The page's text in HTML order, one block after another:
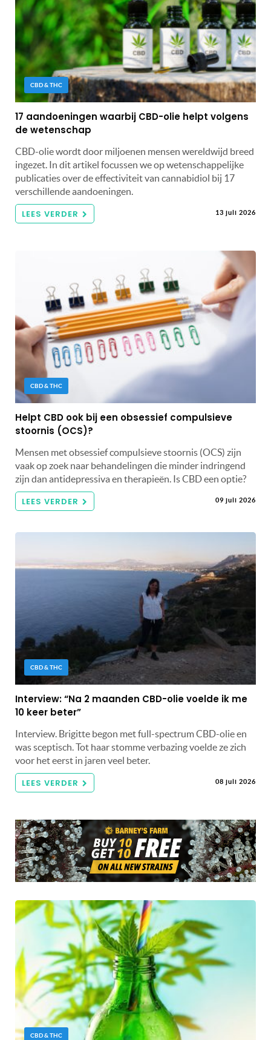
CBD & THC
17 aandoeningen waarbij CBD-olie helpt volgens
de wetenschap
CBD-olie wordt door miljoenen mensen wereldwijd breed
ingezet. In dit artikel focussen we op wetenschappelijke
publicaties over de effectiviteit van cannabidiol bij 17
verschillende aandoeningen.
LEES VERDER 13 juli 2026
CBD & THC
Helpt CBD ook bij een obsessief compulsieve
stoornis (OCS)?
Mensen met obsessief compulsieve stoornis (OCS) zijn
vaak op zoek naar behandelingen die minder indringend
zijn dan antidepressiva en therapieën. Is CBD een optie?
LEES VERDER 09 juli 2026
CBD & THC
Interview: “Na 2 maanden CBD-olie voelde ik me
10 keer beter”
Interview. Brigitte begon met full-spectrum CBD-olie en
was sceptisch. Tot haar stomme verbazing voelde ze zich
voor het eerst in jaren veel beter.
LEES VERDER 08 juli 2026
CBD & THC